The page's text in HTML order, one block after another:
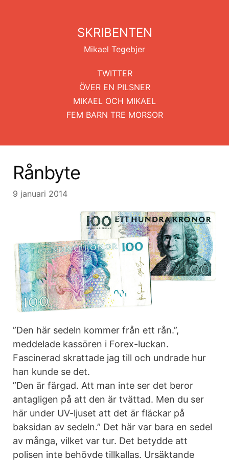
SKRIBENTEN
Mikael Tegebjer
TWITTER
ÖVER EN PILSNER
MIKAEL OCH MIKAEL
FEM BARN TRE MORSOR
Rånbyte
9 januari 2014
”Den här sedeln kommer från ett rån.”,
meddelade kassören i Forex-luckan.
Fascinerad skrattade jag till och undrade hur
han kunde se det.
”Den är färgad. Att man inte ser det beror
antagligen på att den är tvättad. Men du ser
här under UV-ljuset att det är fläckar på
baksidan av sedeln.” Det här var bara en sedel
av många, vilket var tur. Det betydde att
polisen inte behövde tillkallas. Ursäktande